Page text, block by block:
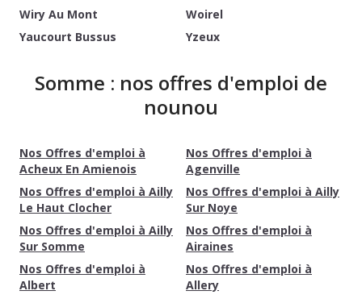
Wiry Au Mont
Woirel
Yaucourt Bussus
Yzeux
Somme : nos offres d'emploi de
nounou
Nos Offres d'emploi à
Acheux En Amienois
Nos Offres d'emploi à
Agenville
Nos Offres d'emploi à Ailly
Le Haut Clocher
Nos Offres d'emploi à Ailly
Sur Noye
Nos Offres d'emploi à Ailly
Sur Somme
Nos Offres d'emploi à
Airaines
Nos Offres d'emploi à
Albert
Nos Offres d'emploi à
Allery